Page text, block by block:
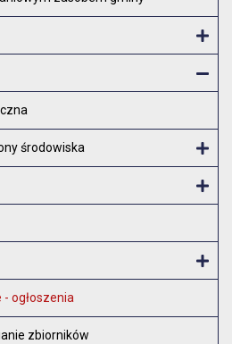
środowiska
ogłoszenia
zbiorników